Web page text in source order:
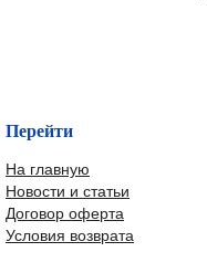
Перейти
На главную
Новости и статьи
Договор оферта
Условия возврата